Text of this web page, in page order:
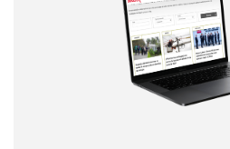
Correo electrónico
Tipo de comentario